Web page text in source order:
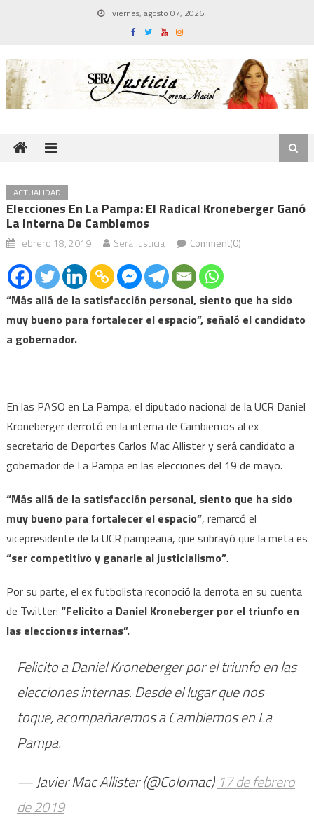
viernes, agosto 07, 2026
ACTUALIDAD
Elecciones En La Pampa: El Radical Kroneberger Ganó
La Interna De Cambiemos
febrero 18, 2019 Será Justicia Comment(0)
“Más allá de la satisfacción personal, siento que ha sido
muy bueno para fortalecer el espacio”, señaló el candidato
a gobernador.
En las PASO en La Pampa, el diputado nacional de la UCR Daniel
Kroneberger derrotó en la interna de Cambiemos al ex
secretario de Deportes Carlos Mac Allister y será candidato a
gobernador de La Pampa en las elecciones del 19 de mayo.
“Más allá de la satisfacción personal, siento que ha sido
muy bueno para fortalecer el espacio”, remarcó el
vicepresidente de la UCR pampeana, que subrayó que la meta es
“ser competitivo y ganarle al justicialismo”.
Por su parte, el ex futbolista reconoció la derrota en su cuenta
de Twitter: “Felicito a Daniel Kroneberger por el triunfo en
las elecciones internas”.
Felicito a Daniel Kroneberger por el triunfo en las
elecciones internas. Desde el lugar que nos
toque, acompañaremos a Cambiemos en La
Pampa.
— Javier Mac Allister (@Colomac) 17 de febrero
de 2019